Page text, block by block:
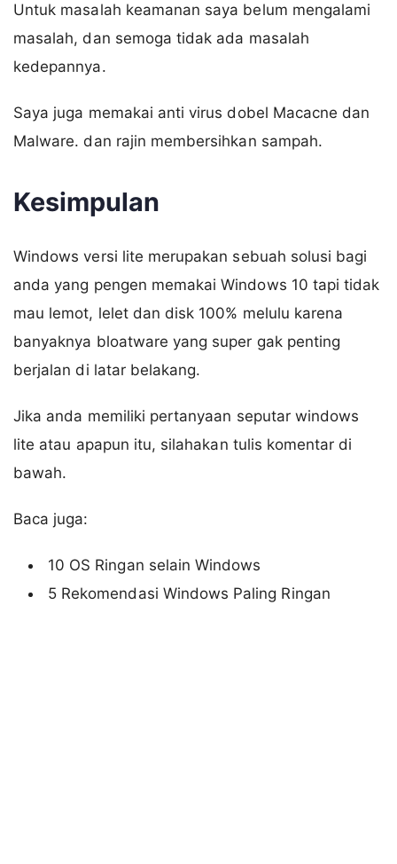
Untuk masalah keamanan saya belum mengalami
masalah, dan semoga tidak ada masalah
kedepannya.
Saya juga memakai anti virus dobel Macacne dan
Malware. dan rajin membersihkan sampah.
Kesimpulan
Windows versi lite merupakan sebuah solusi bagi
anda yang pengen memakai Windows 10 tapi tidak
mau lemot, lelet dan disk 100% melulu karena
banyaknya bloatware yang super gak penting
berjalan di latar belakang.
Jika anda memiliki pertanyaan seputar windows
lite atau apapun itu, silahakan tulis komentar di
bawah.
Baca juga:
10 OS Ringan selain Windows
5 Rekomendasi Windows Paling Ringan